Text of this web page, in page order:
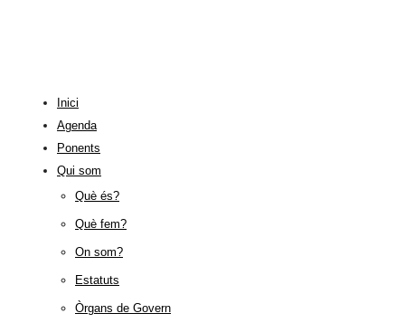
Inici
Agenda
Ponents
Qui som
Què és?
Què fem?
On som?
Estatuts
Òrgans de Govern